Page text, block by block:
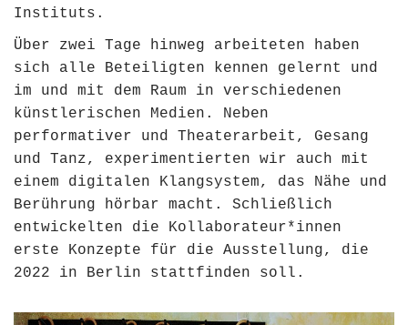
Instituts.
Über zwei Tage hinweg arbeiteten haben
sich alle Beteiligten kennen gelernt und
im und mit dem Raum in verschiedenen
künstlerischen Medien. Neben
performativer und Theaterarbeit, Gesang
und Tanz, experimentierten wir auch mit
einem digitalen Klangsystem, das Nähe und
Berührung hörbar macht. Schließlich
entwickelten die Kollaborateur*innen
erste Konzepte für die Ausstellung, die
2022 in Berlin stattfinden soll.